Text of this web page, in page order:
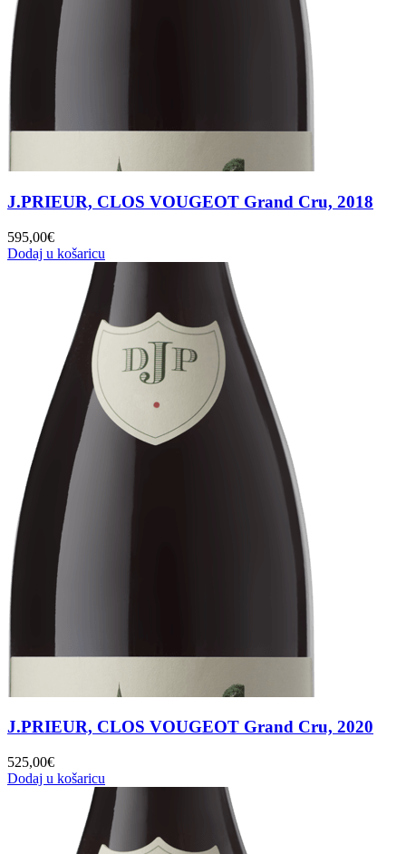
J.PRIEUR, CLOS VOUGEOT Grand Cru, 2018
595,00€
Dodaj u košaricu
J.PRIEUR, CLOS VOUGEOT Grand Cru, 2020
525,00€
Dodaj u košaricu